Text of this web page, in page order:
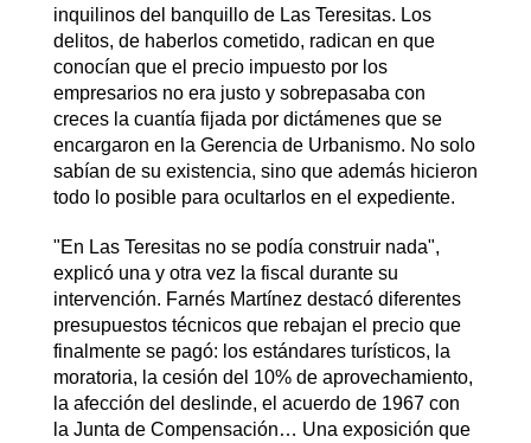
inquilinos del banquillo de Las Teresitas. Los
delitos, de haberlos cometido, radican en que
conocían que el precio impuesto por los
empresarios no era justo y sobrepasaba con
creces la cuantía fijada por dictámenes que se
encargaron en la Gerencia de Urbanismo. No solo
sabían de su existencia, sino que además hicieron
todo lo posible para ocultarlos en el expediente.
"En Las Teresitas no se podía construir nada",
explicó una y otra vez la fiscal durante su
intervención. Farnés Martínez destacó diferentes
presupuestos técnicos que rebajan el precio que
finalmente se pagó: los estándares turísticos, la
moratoria, la cesión del 10% de aprovechamiento,
la afección del deslinde, el acuerdo de 1967 con
la Junta de Compensación… Una exposición que